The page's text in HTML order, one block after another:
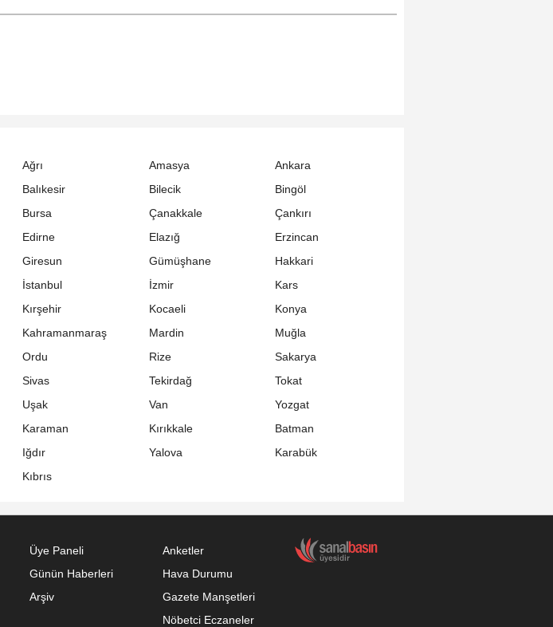
Ağrı Amasya
Ankara
Balıkesir Bilecik
Bingöl
Bursa Çanakkale
Çankırı
Edirne Elazığ
Erzincan
Giresun Gümüşhane
Hakkari
İstanbul İzmir
Kars
Kırşehir Kocaeli
Konya
Kahramanmaraş Mardin
Muğla
Ordu Rize
Sakarya
Sivas Tekirdağ
Tokat
Uşak Van
Yozgat
Karaman Kırıkkale
Batman
Iğdır Yalova
Karabük
Kıbrıs
Üye Paneli
Günün Haberleri
Arşiv
Anketler
Hava Durumu
Gazete Manşetleri
Nöbetci Eczaneler